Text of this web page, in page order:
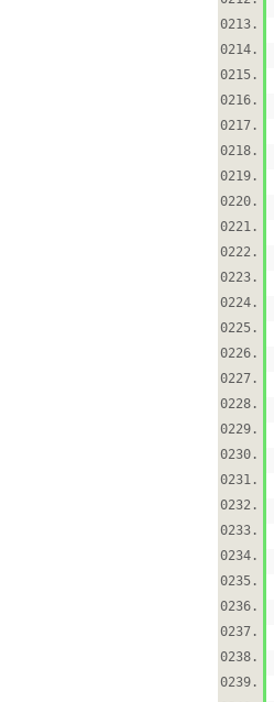
0213.
0214.
0215.
0216.
0217.
0218.
0219.
0220.
0221.
0222.
0223.
0224.
0225.
0226.
0227.
0228.
0229.
0230.
0231.
0232.
0233.
0234.
0235.
0236.
0237.
0238.
0239.